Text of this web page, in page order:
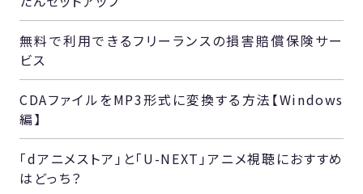
無料で利用できるフリーランスの損害賠償保険サー
ビス
CDAファイルをMP3形式に変換する方法【Windows
編】
「dアニメストア」と「U-NEXT」アニメ視聴におすすめ
はどっち？